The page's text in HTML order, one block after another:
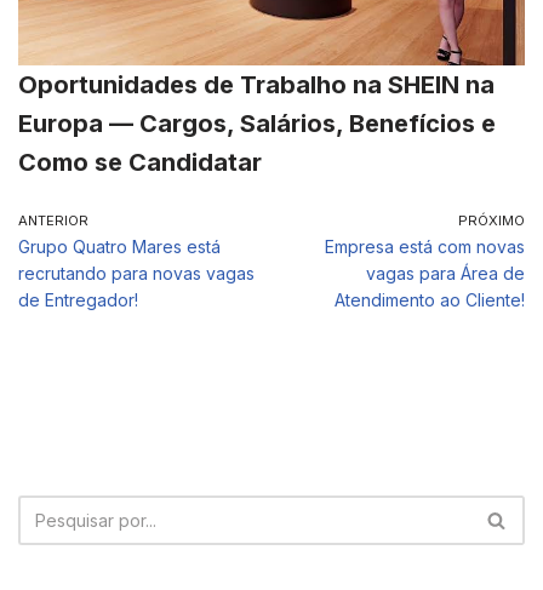
Oportunidades de Trabalho na SHEIN na
Europa — Cargos, Salários, Benefícios e
Como se Candidatar
ANTERIOR
Grupo Quatro Mares está
recrutando para novas vagas
de Entregador!
PRÓXIMO
Empresa está com novas
vagas para Área de
Atendimento ao Cliente!